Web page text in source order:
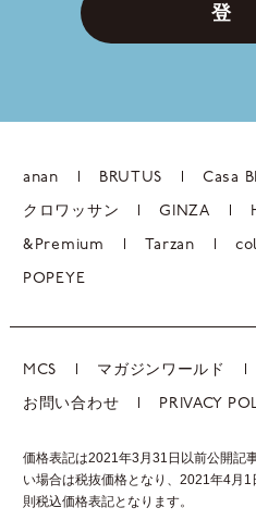
登
anan BRUTUS Casa
クロワッサン GINZA
&Premium Tarzan
POPEYE
MCS マガジンワールド
お問い合わせ PRIVACY
価格表記は2021年3月31日以前公開記
い場合は税抜価格となり、2021年4月1
則税込価格表記となります。